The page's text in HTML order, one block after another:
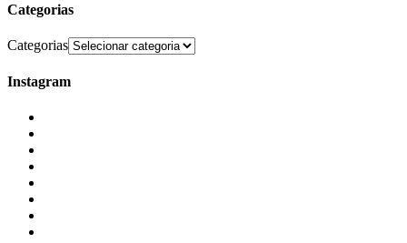
Categorias
Categorias
Instagram